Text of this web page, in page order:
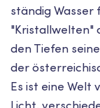
ständig Wasser
"Kristallwelten"
den Tiefen
der
Es ist eine Welt
Licht,